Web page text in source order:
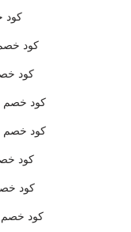
كود
كود
كود
كود خصم
كود خصم
كود
كود
كود خصم